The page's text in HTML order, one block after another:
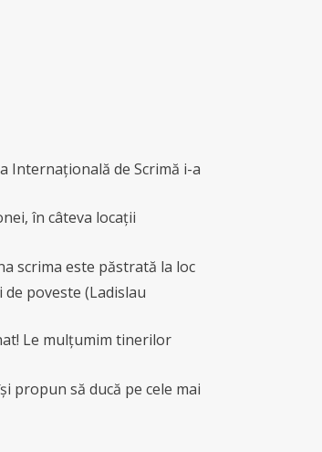
Internațională de Scrimă i-a
în câteva locații
scrima este păstrată la loc
poveste (Ladislau
Le mulțumim tinerilor
propun să ducă pe cele mai